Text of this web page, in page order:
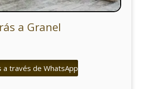
a Granel
a través de WhatsApp